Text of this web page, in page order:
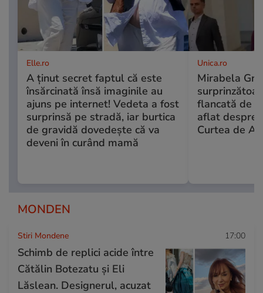
Elle.ro
A ținut secret faptul că este
însărcinată însă imaginile au
ajuns pe internet! Vedeta a fost
surprinsă pe stradă, iar burtica
de gravidă dovedește că va
deveni în curând mamă
Unica.ro
Mirabela
flancată de
aflat despre
Curtea de
MONDEN
Stiri Mondene 17:00
Schimb de replici acide între
Cătălin Botezatu și Eli
Lăslean. Designerul, acuzat